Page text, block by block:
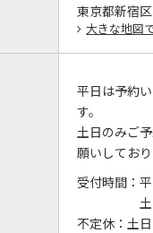
東京都新宿
大きな地図
平日は予約
す。
土日のみご
願いしており
受付時間：
不定休： 土